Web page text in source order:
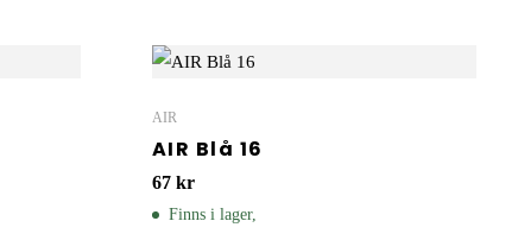
AIR
AIR Blå 16
67 kr
Finns i lager,